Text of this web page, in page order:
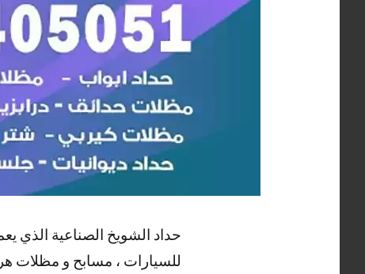
حداد الشويخ الصناعية الذي
للسيارات ، مسابح و مظلات